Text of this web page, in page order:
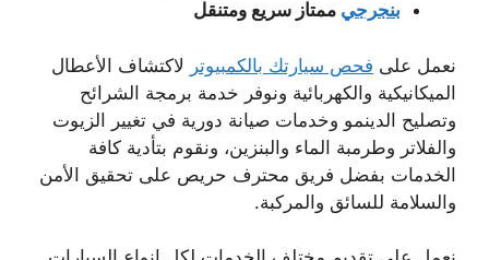
بنجرجي ممتاز سريع ومتنقل
نعمل على فحص سيارتك بالكمبيوتر لاكتشاف الأعطال
الميكانيكية والكهربائية ونوفر خدمة برمجة الشرائح
وتصليح الدينمو وخدمات صيانة دورية في تغيير الزيوت
والفلاتر وطرمبة الماء والبنزين، ونقوم بتأدية كافة
الخدمات بفضل فريق محترف حريص على تحقيق الأمن
والسلامة للسائق والمركبة.